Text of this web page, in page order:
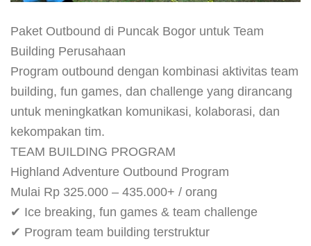
Paket Outbound di Puncak Bogor
untuk Team Building Perusahaan
Program outbound dengan kombinasi aktivitas team
building, fun games, dan challenge yang dirancang untuk
meningkatkan komunikasi, kolaborasi, dan kekompakan
TEAM BUILDING PROGRAM
Highland Adventure Outbound Program
Mulai Rp 325.000 – 435.000+ /